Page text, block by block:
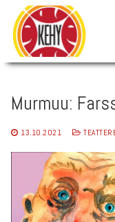
Hyppää
sisältöön
Murmuu:
13.10.2021